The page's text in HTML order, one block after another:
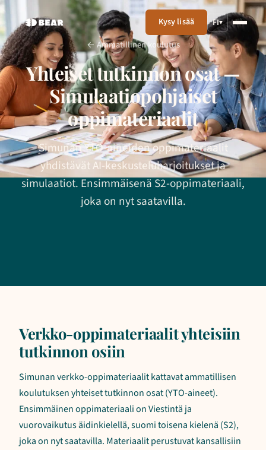
Kysy lisää FI▾
← Ammatillinen koulutus
Yhteiset tutkinnon osat —
Simulaatiopohjaiset
oppimateriaalit
Simunan YTO-aineiden oppimateriaalit
yhdistävät AI-keskusteluharjoitukset ja
simulaatiot. Ensimmäisenä S2-oppimateriaali,
joka on nyt saatavilla.
Verkko-oppimateriaalit yhteisiin
tutkinnon osiin
Simunan verkko-oppimateriaalit kattavat ammatillisen
koulutuksen yhteiset tutkinnon osat (YTO-aineet).
Ensimmäinen oppimateriaali on Viestintä ja
vuorovaikutus äidinkielellä, suomi toisena kielenä (S2),
joka on nyt saatavilla. Materiaalit perustuvat kansallisiin